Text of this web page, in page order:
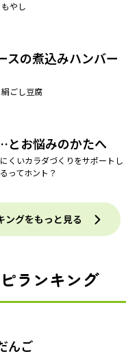
やし
スの煮込みハンバー
ごし豆腐
とお悩みのかたへ
くいカラダづくりをサポートし
ってホント？
ングをもっと見る
ランキング
んご